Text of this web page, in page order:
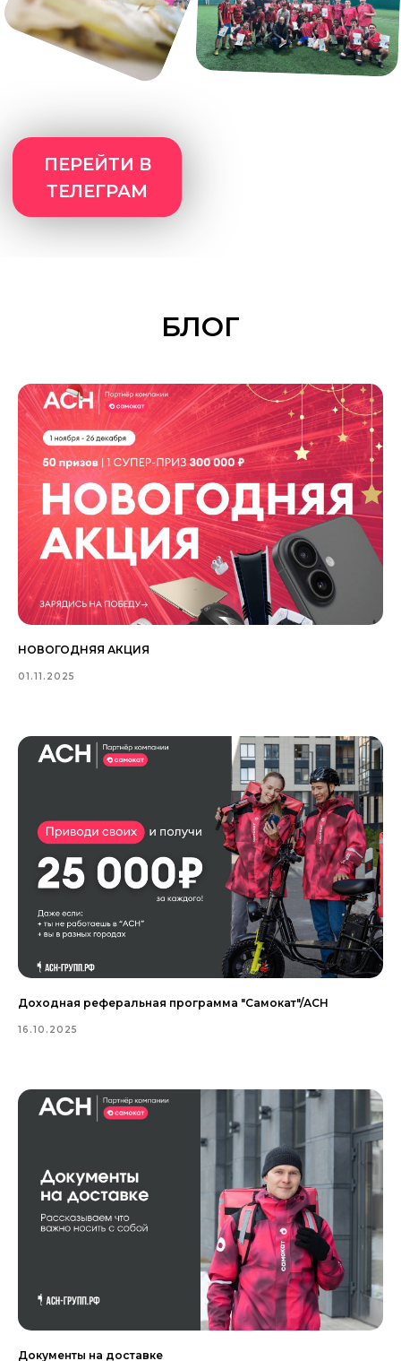
БЛОГ
НОВОГОДНЯЯ АКЦИЯ
01.11.2025
Доходная реферальная программа "Самокат"/АСН
16.10.2025
Документы на доставке
Прием на доставку
дистанционно или в наших
офисах
Возможности роста до
менеджера
ПОТОМ